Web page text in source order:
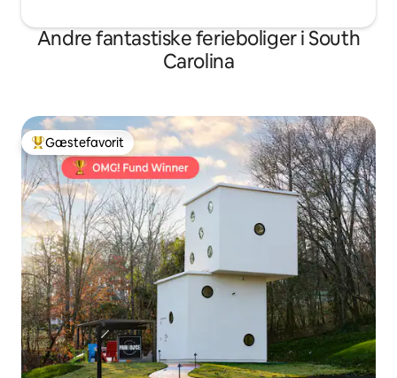
Andre fantastiske ferieboliger i South
Carolina
Bedste gæstefavorit
Gæstefavorit